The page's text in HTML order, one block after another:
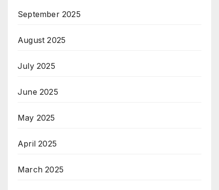
September 2025
August 2025
July 2025
June 2025
May 2025
April 2025
March 2025